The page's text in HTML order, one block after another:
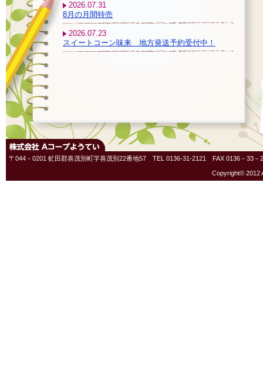
2026.07.31
8月の月間特売
2026.07.23
スイートコーン味来 地方発送予約受付中！
〒044－0201 虻田郡喜茂別町字喜茂別22番地57 TEL 0136-31-2121 FAX 0136－33－
Copyright© 2012